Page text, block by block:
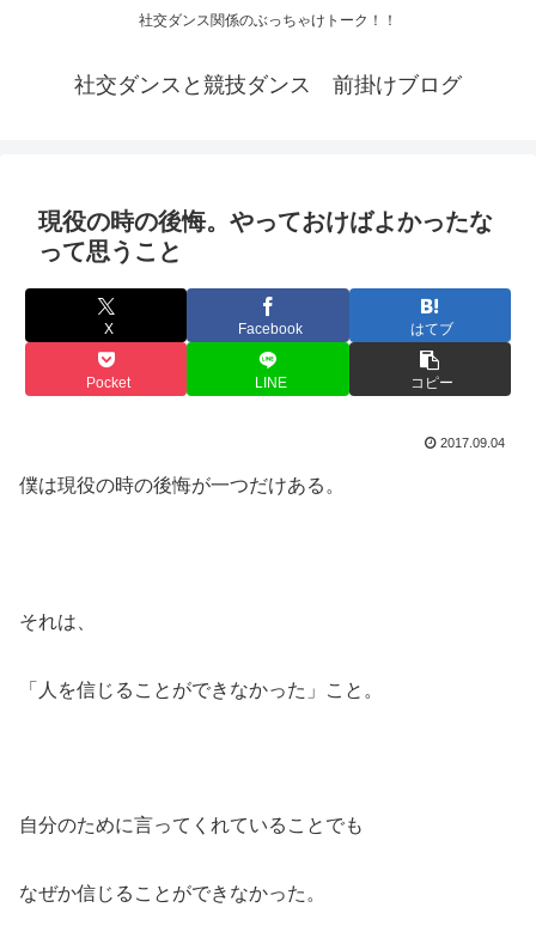
社交ダンス関係のぶっちゃけトーク！！
社交ダンスと競技ダンス 前掛けブログ
現役の時の後悔。やっておけばよかったな
って思うこと
X Facebook はてブ
Pocket LINE コピー
2017.09.04
僕は現役の時の後悔が一つだけある。
それは、
「人を信じることができなかった」こと。
自分のために言ってくれていることでも
なぜか信じることができなかった。